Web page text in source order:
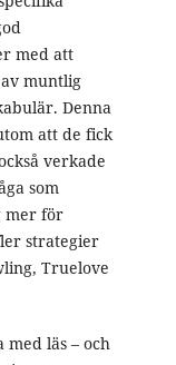
med att
muntlig
Denna
att de fick
verkade
som
mer för
strategier
Truelove
läs – och